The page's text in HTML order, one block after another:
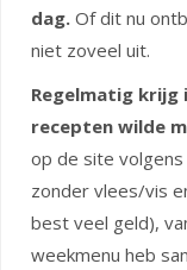
dag. Of dit nu
niet zoveel uit.
Regelmatig krijg
recepten wilde
op de site
zonder vlees/vis
best veel geld),
weekmenu heb